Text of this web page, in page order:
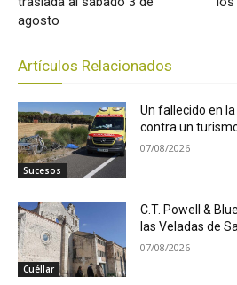
agosto
Artículos Relacionados
Sucesos
Un fallecido en
contra un
07/08/2026
Cuéllar
C.T. Powell &
las Veladas de
07/08/2026